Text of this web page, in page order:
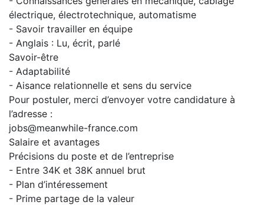
électrique, électrotechnique, automatisme
- Savoir travailler en équipe
- Anglais : Lu, écrit, parlé
Savoir-être
- Adaptabilité
- Aisance relationnelle et sens du service
Pour postuler, merci d’envoyer votre candidature à
l’adresse :
jobs@meanwhile-france.com
Salaire et avantages
Précisions du poste et de l’entreprise
- Entre 34K et 38K annuel brut
- Plan d’intéressement
- Prime partage de la valeur